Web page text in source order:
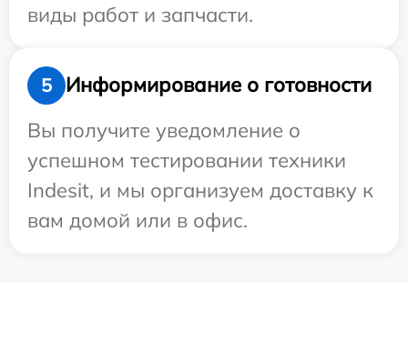
виды работ и запчасти.
5
Информирование о готовности
Вы получите уведомление о
успешном тестировании техники
Indesit, и мы организуем доставку к
вам домой или в офис.